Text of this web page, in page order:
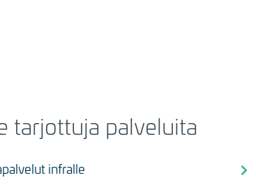
tarjottuja palveluita
infralle